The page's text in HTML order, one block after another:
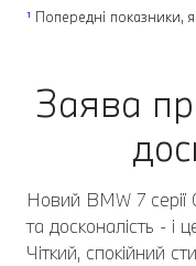
¹ Попередні показники,
Заява
Новий BMW 7 серії
та досконалість - і
Чіткий, спокійний